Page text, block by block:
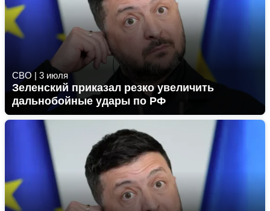
СВО| 3 июля
Зеленский приказал резко увеличить
дальнобойные удары по РФ